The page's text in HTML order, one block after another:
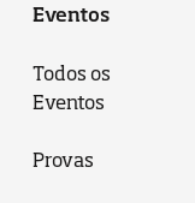
Eventos
Todos os
Eventos
Provas